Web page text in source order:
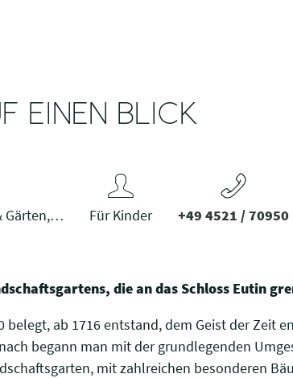
EINEN BLICK
Gärten,… Für Kinder +49 4521 / 70950
die an das Schloss Eutin
belegt, ab 1716 entstand, dem Geist der Zeit
begann man mit der grundlegenden
mit zahlreichen besonderen